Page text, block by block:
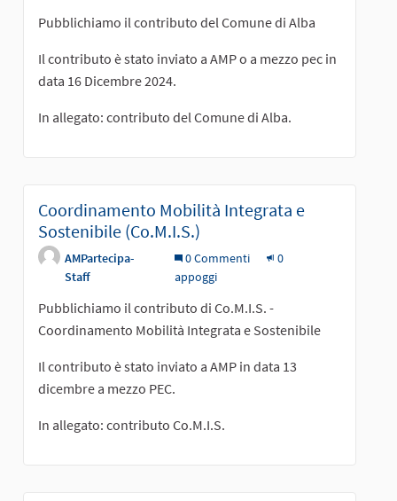
Pubblichiamo il contributo del Comune di Alba
Il contributo è stato inviato a AMP o a mezzo pec in
data 16 Dicembre 2024.
In allegato: contributo del Comune di Alba.
Coordinamento Mobilità Integrata e
Sostenibile (Co.M.I.S.)
AMPartecipa-
Staff
0 Commenti
0
appoggi
Pubblichiamo il contributo di Co.M.I.S. -
Coordinamento Mobilità Integrata e Sostenibile
Il contributo è stato inviato a AMP in data 13
dicembre a mezzo PEC.
In allegato: contributo Co.M.I.S.